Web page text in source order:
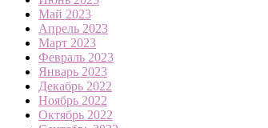
Май 2023
Апрель 2023
Март 2023
Февраль 2023
Январь 2023
Декабрь 2022
Ноябрь 2022
Октябрь 2022